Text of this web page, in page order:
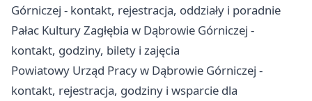
Górniczej - kontakt, rejestracja, oddziały i poradnie
Pałac Kultury Zagłębia w Dąbrowie Górniczej -
kontakt, godziny, bilety i zajęcia
Powiatowy Urząd Pracy w Dąbrowie Górniczej -
kontakt, rejestracja, godziny i wsparcie dla